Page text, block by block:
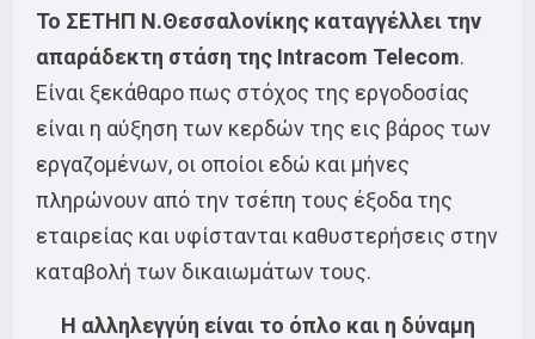
Το ΣΕΤΗΠ N.Θεσσαλονίκης καταγγέλλει την
απαράδεκτη στάση της Intracom Telecom.
Είναι ξεκάθαρο πως στόχος της εργοδοσίας
είναι η αύξηση των κερδών της εις βάρος των
εργαζομένων, οι οποίοι εδώ και μήνες
πληρώνουν από την τσέπη τους έξοδα της
εταιρείας και υφίστανται καθυστερήσεις στην
καταβολή των δικαιωμάτων τους.
Η αλληλεγγύη είναι το όπλο και η δύναμη